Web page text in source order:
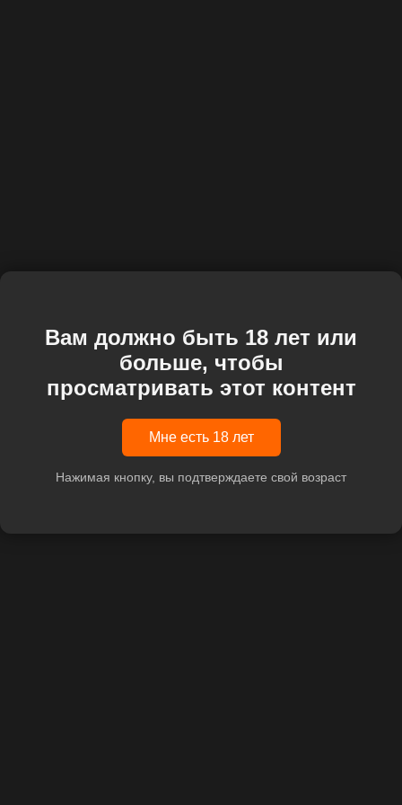
Вам должно быть 18 лет или
больше, чтобы
просматривать этот контент
Мне есть 18 лет
Нажимая кнопку, вы подтверждаете свой возраст